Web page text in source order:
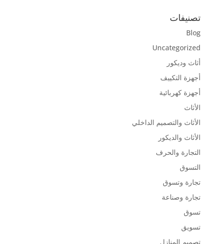
تصنيفات
Blog
Uncategorized
أثاث وديكور
أجهزة التكييف
أجهزة كهربائية
الأثاث
الأثاث والتصميم الداخلي
الأثاث والديكور
التجارة والحرف
التسوق
تجارة وتسوق
تجارة وصناعة
تسوق
تسويق
تصميم المنازل